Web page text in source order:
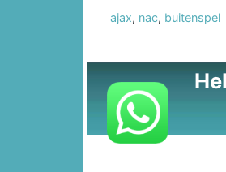
ajax, nac, buitenspel